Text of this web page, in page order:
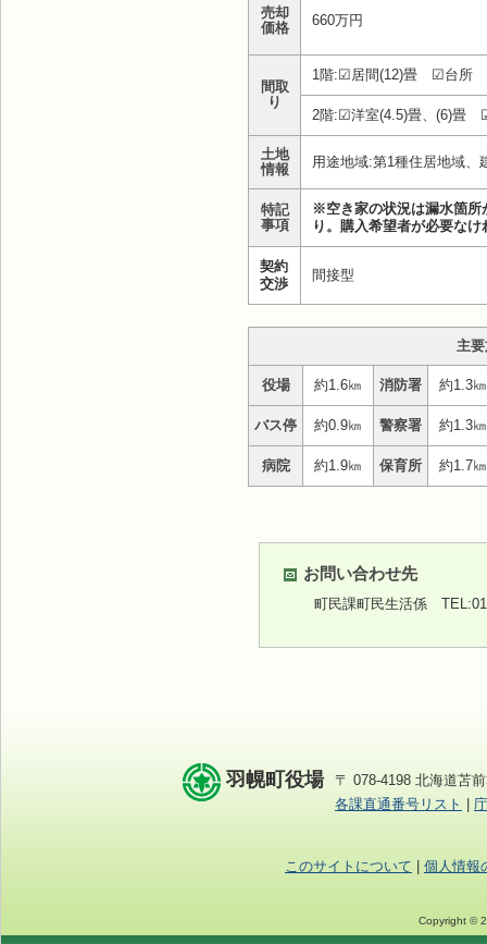
売却
価格
660万円
間取
り
1階:☑居間(12)畳 ☑台所
2階:☑洋室(4.5)畳、(6)畳
土地
情報
用途地域:第1種住居地域、
特記
事項
※空き家の状況は漏水箇所
り。購入希望者が必要な
契約
交渉
間接型
主
役場 約1.6㎞ 消防署 約1.3㎞
バス停 約0.9㎞ 警察署 約1.3㎞
病院 約1.9㎞ 保育所 約1.7㎞
お問い合わせ先
町民課町民生活係
羽幌町役場
〒 078-4198 北海道苫
各課直通番号リスト
このサイトについて 個人情報
Copyright ©